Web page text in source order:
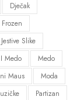
Dječak
Frozen
Jestive Slike
Medo
Medo
Maus
Moda
Partizan